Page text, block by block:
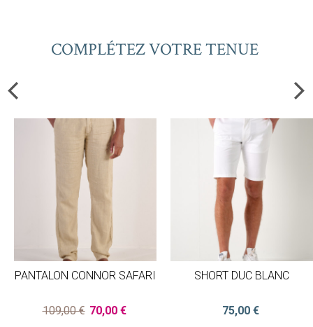
COMPLÉTEZ VOTRE TENUE
PANTALON CONNOR SAFARI
109,00 € 70,00 €
SHORT DUC BLANC
75,00 €